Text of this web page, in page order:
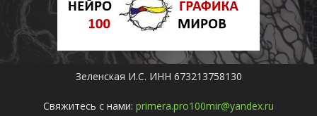
Зеленская И.С. ИНН 673213758130
Свяжитесь с нами: primera.pro100mir@yandex.ru